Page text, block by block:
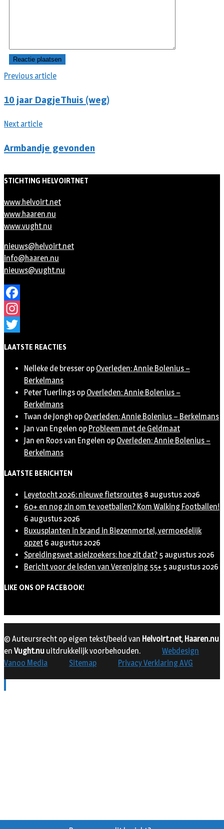
Previous article
10 jaar DagjeThuis (weg)
Next article
Armbandje gevonden
STICHTING HELVOIRTNET
www.helvoirt.net
www.haaren.nu
www.vught.nu
nieuws@helvoirt.net
info@haaren.nu
nieuws@vught.nu
Facebook
Instagram
LAATSTE REACTIES
Nelleke de bresser op Overleden: Annie Bolenius –
Berkelmans
Peter Tuerlings op Overleden: Annie Bolenius –
Berkelmans
Twan de Jongh op Overleden: Annie Bolenius – Berkelmans
Jan van Engelen op Probleem met de Geldmaat
Jan en Roos van Engelen op Overleden: Annie Bolenius –
Berkelmans
LAATSTE BERICHTEN
Leyetocht 2026: nieuwe fietsroutes 8 augustus 2026
60+ en nog zin om te voetballen? Kom Walking Footballen!
6 augustus 2026
Buxusplanten in brand in Biezenmortel, vermoedelijk
opzet 6 augustus 2026
Spreidingswet asielzoekers: hoe zit dat? 5 augustus 2026
Bericht voor de leden van Vereniging 55+ 5 augustus 2026
LIKE ONS OP FACEBOOK!
© Auteursrecht op eigen tekst/beeld van Helvoirt.net, Haaren.nu
en Vught.nu uitdrukkelijk voorbehouden.
Webdesign
Vanoo Media
Sitemap Privacy Verklaring AVG